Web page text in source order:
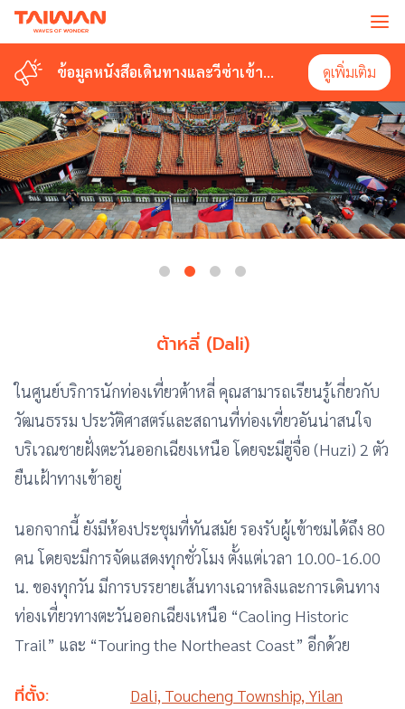
ข้อมูลหนังสือเดินทางและวีซ่าเข้า
ดูเพิ่มเติม
ต้าหลี่ (Dali)
ในศูนย์บริการนักท่องเที่ยวต้าหลี่ คุณสามารถเรียนรู้เกี่ยวกับ
วัฒนธรรม ประวัติศาสตร์และสถานที่ท่องเที่ยวอันน่าสนใจ
บริเวณชายฝั่งตะวันออกเฉียงเหนือ โดยจะมีฮู่จื่อ (Huzi) 2 ตัว
ยืนเฝ้าทางเข้าอยู่
นอกจากนี้ ยังมีห้องประชุมที่ทันสมัย รองรับผู้เข้าชมได้ถึง 80
คน โดยจะมีการจัดแสดงทุกชั่วโมง ตั้งแต่เวลา 10.00-16.00
น. ของทุกวัน มีการบรรยายเส้นทางเฉาหลิงและการเดินทาง
ท่องเที่ยวทางตะวันออกเฉียงเหนือ “Caoling Historic
Trail” และ “Touring the Northeast Coast” อีกด้วย
ที่ตั้ง:
Dali, Toucheng Township, Yilan